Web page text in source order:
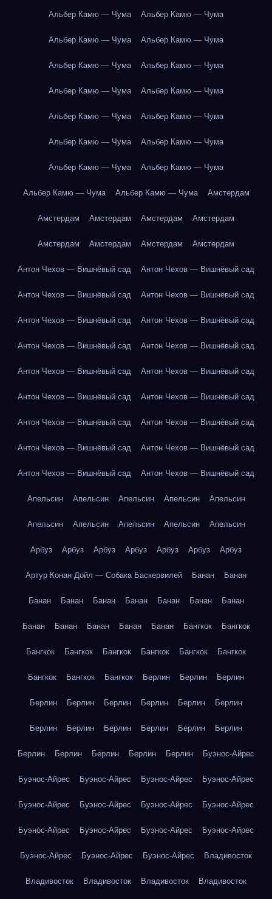
Альбер Камю — Чума Альбер Камю — Чума
Альбер Камю — Чума Альбер Камю — Чума
Альбер Камю — Чума Альбер Камю — Чума
Альбер Камю — Чума Альбер Камю — Чума
Альбер Камю — Чума Альбер Камю — Чума
Альбер Камю — Чума Альбер Камю — Чума
Альбер Камю — Чума Альбер Камю — Чума
Альбер Камю — Чума Альбер Камю — Чума Амстердам
Амстердам Амстердам Амстердам Амстердам
Амстердам Амстердам Амстердам Амстердам
Антон Чехов — Вишнёвый сад Антон Чехов — Вишнёвый сад
Антон Чехов — Вишнёвый сад Антон Чехов — Вишнёвый сад
Антон Чехов — Вишнёвый сад Антон Чехов — Вишнёвый сад
Антон Чехов — Вишнёвый сад Антон Чехов — Вишнёвый сад
Антон Чехов — Вишнёвый сад Антон Чехов — Вишнёвый сад
Антон Чехов — Вишнёвый сад Антон Чехов — Вишнёвый сад
Антон Чехов — Вишнёвый сад Антон Чехов — Вишнёвый сад
Антон Чехов — Вишнёвый сад Антон Чехов — Вишнёвый сад
Антон Чехов — Вишнёвый сад Антон Чехов — Вишнёвый сад
Апельсин Апельсин Апельсин Апельсин Апельсин
Апельсин Апельсин Апельсин Апельсин Апельсин
Арбуз Арбуз Арбуз Арбуз Арбуз Арбуз Арбуз
Артур Конан Дойл — Собака Баскервилей Банан Банан
Банан Банан Банан Банан Банан Банан Банан
Банан Банан Банан Банан Банан Бангкок Бангкок
Бангкок Бангкок Бангкок Бангкок Бангкок Бангкок
Бангкок Бангкок Бангкок Берлин Берлин Берлин
Берлин Берлин Берлин Берлин Берлин Берлин
Берлин Берлин Берлин Берлин Берлин Берлин
Берлин Берлин Берлин Берлин Берлин Буэнос-Айрес
Буэнос-Айрес Буэнос-Айрес Буэнос-Айрес Буэнос-Айрес
Буэнос-Айрес Буэнос-Айрес Буэнос-Айрес Буэнос-Айрес
Буэнос-Айрес Буэнос-Айрес Буэнос-Айрес Буэнос-Айрес
Буэнос-Айрес Буэнос-Айрес Буэнос-Айрес Владивосток
Владивосток Владивосток Владивосток Владивосток